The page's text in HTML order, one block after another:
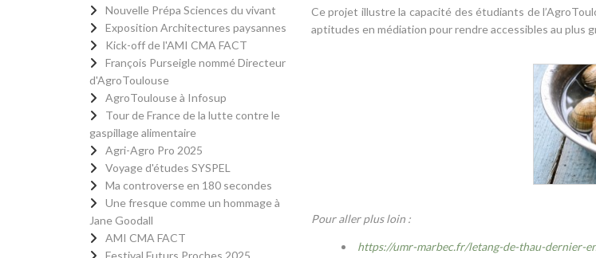
Ce projet illustre la capacité des étudiants de
aptitudes en médiation pour rendre accessibles au plus
Pour aller plus loin :
https://umr-marbec.fr/letang-de-thau-dernier-
Nouvelle Prépa Sciences du vivant
Exposition Architectures paysannes
Kick-off de l'AMI CMA FACT
François Purseigle nommé Directeur
d'AgroToulouse
AgroToulouse à Infosup
Tour de France de la lutte contre le
gaspillage alimentaire
Agri-Agro Pro 2025
Voyage d'études SYSPEL
Ma controverse en 180 secondes
Une fresque comme un hommage à
Jane Goodall
AMI CMA FACT
Festival Futurs Proches 2025